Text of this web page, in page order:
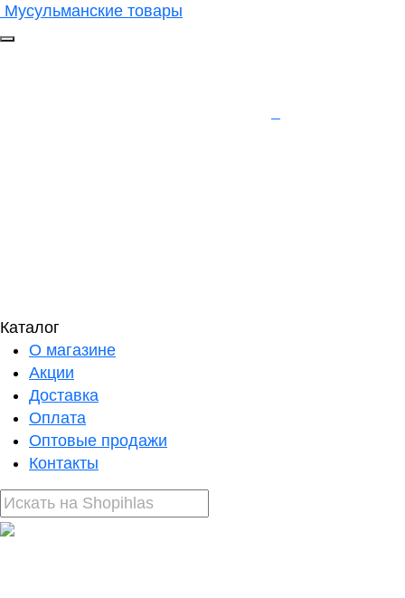
Мусульманские товары
Каталог
О магазине
Акции
Доставка
Оплата
Оптовые продажи
Контакты